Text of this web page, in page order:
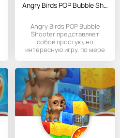
Angry Birds POP Bubble Shooter
Angry Birds POP Bubble
Shooter представляет
собой простую, но
интересную игру, по мере